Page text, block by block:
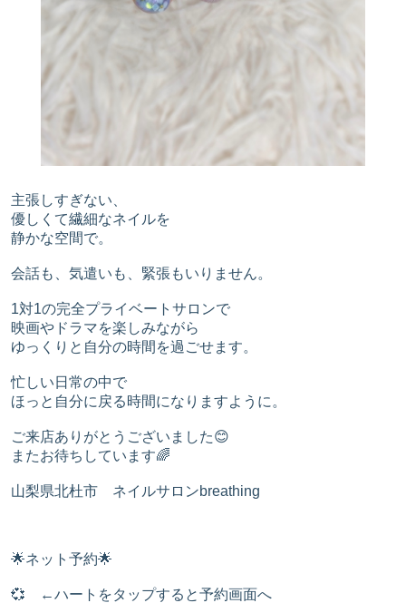
主張しすぎない、
優しくて繊細なネイルを
静かな空間で。
会話も、気遣いも、緊張もいりません。
1対1の完全プライベートサロンで
映画やドラマを楽しみながら
ゆっくりと自分の時間を過ごせます。
忙しい日常の中で
ほっと自分に戻る時間になりますように。
ご来店ありがとうございました😊
またお待ちしています🌈
山梨県北杜市 ネイルサロンbreathing
🌟ネット予約🌟
💞 ←ハートをタップすると予約画面へ